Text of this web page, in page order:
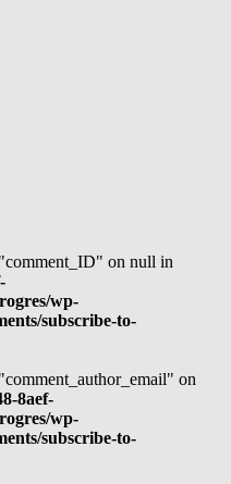
on null in
wp-
subscribe-to-
on
8aef-
wp-
subscribe-to-